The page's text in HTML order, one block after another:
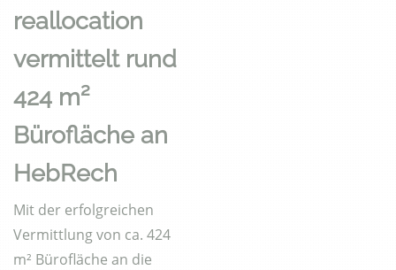
reallocation
vermittelt rund
424 m²
Bürofläche an
HebRech
Mit der erfolgreichen
Vermittlung von ca. 424
m² Bürofläche an die